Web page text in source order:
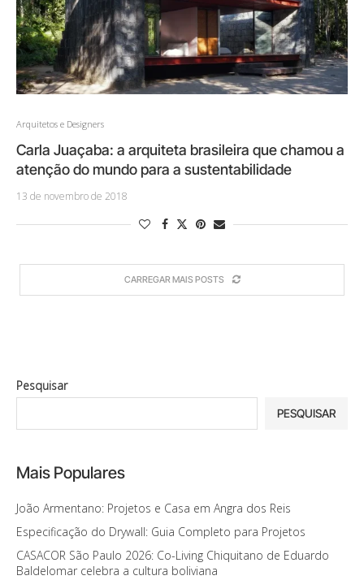
Arquitetos e Designers
Carla Juaçaba: a arquiteta brasileira que chamou a
atenção do mundo para a sustentabilidade
13 de novembro de 2018
CARREGAR MAIS POSTS
Pesquisar
PESQUISAR
Mais Populares
João Armentano: Projetos e Casa em Angra dos Reis
Especificação do Drywall: Guia Completo para Projetos
CASACOR São Paulo 2026: Co-Living Chiquitano de Eduardo
Baldelomar celebra a cultura boliviana